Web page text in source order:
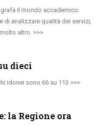
il mondo accademico
di analizzare qualità dei servizi,
altro.
dieci
idonei sono 66 su 113
la Regione ora